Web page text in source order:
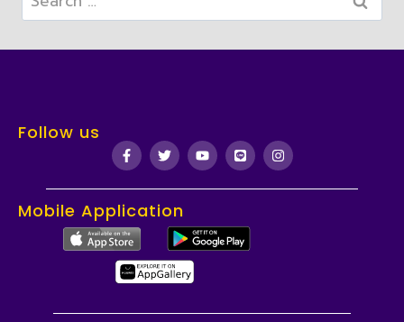
Follow us
Mobile Application